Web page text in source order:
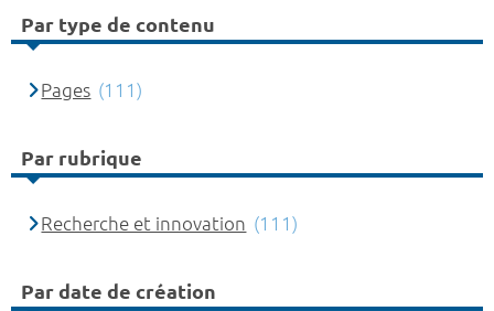
Par type de contenu
Pages (111)
Par rubrique
Recherche et innovation (111)
Par date de création